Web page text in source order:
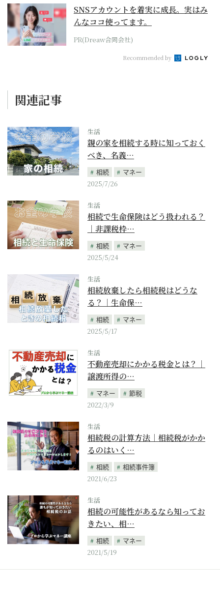
SNSアカウントを着実に成長。実はみ
んなココ使ってます。
PR(Dreaw合同会社)
Recommended by
関連記事
生活
親の家を相続する時に知っておく
べき、名義…
相続
マネー
2025/7/26
生活
相続で生命保険はどう扱われる？
｜非課税枠…
相続
マネー
2025/5/24
生活
相続放棄したら相続税はどうな
る？｜生命保…
相続
マネー
2025/5/17
生活
不動産売却にかかる税金とは？｜
譲渡所得の…
マネー
節税
2022/3/9
生活
相続税の計算方法｜相続税がかか
るのはいく…
相続
相続事件簿
2021/6/23
生活
相続の可能性があるなら知ってお
きたい、相…
相続
マネー
2021/5/19